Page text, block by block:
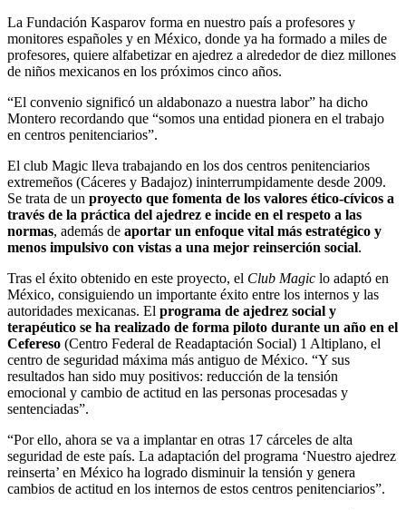
La Fundación Kasparov forma en nuestro país a profesores y
monitores españoles y en México, donde ya ha formado a miles de
profesores, quiere alfabetizar en ajedrez a alrededor de diez millones
de niños mexicanos en los próximos cinco años.
“El convenio significó un aldabonazo a nuestra labor” ha dicho
Montero recordando que “somos una entidad pionera en el trabajo
en centros penitenciarios”.
El club Magic lleva trabajando en los dos centros penitenciarios
extremeños (Cáceres y Badajoz) ininterrumpidamente desde 2009.
Se trata de un proyecto que fomenta de los valores ético-cívicos a
través de la práctica del ajedrez e incide en el respeto a las
normas, además de aportar un enfoque vital más estratégico y
menos impulsivo con vistas a una mejor reinserción social.
Tras el éxito obtenido en este proyecto, el Club Magic lo adaptó en
México, consiguiendo un importante éxito entre los internos y las
autoridades mexicanas. El programa de ajedrez social y
terapéutico se ha realizado de forma piloto durante un año en el
Cefereso (Centro Federal de Readaptación Social) 1 Altiplano, el
centro de seguridad máxima más antiguo de México. “Y sus
resultados han sido muy positivos: reducción de la tensión
emocional y cambio de actitud en las personas procesadas y
sentenciadas”.
“Por ello, ahora se va a implantar en otras 17 cárceles de alta
seguridad de este país. La adaptación del programa ‘Nuestro ajedrez
reinserta’ en México ha logrado disminuir la tensión y genera
cambios de actitud en los internos de estos centros penitenciarios”.